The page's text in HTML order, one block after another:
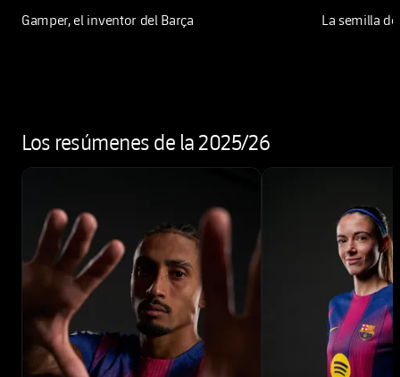
Gamper, el inventor del Barça La semilla
Los resúmenes de la 2025/26